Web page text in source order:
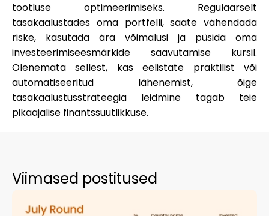
tootluse optimeerimiseks. Regulaarselt
tasakaalustades oma portfelli, saate vähendada
riske, kasutada ära võimalusi ja püsida oma
investeerimiseesmärkide saavutamise kursil.
Olenemata sellest, kas eelistate praktilist või
automatiseeritud lähenemist, õige
tasakaalustusstrateegia leidmine tagab teie
pikaajalise finantssuutlikkuse.
Viimased postitused